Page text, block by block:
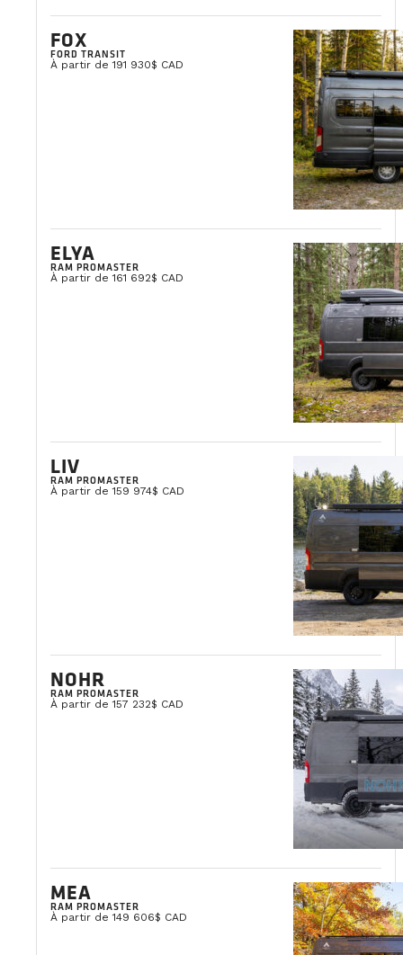
FOX
FORD TRANSIT
À partir de 191 930$ CAD
ELYA
RAM PROMASTER
À partir de 161 692$ CAD
LIV
RAM PROMASTER
À partir de 159 974$ CAD
NOHR
RAM PROMASTER
À partir de 157 232$ CAD
MEA
RAM PROMASTER
À partir de 149 606$ CAD